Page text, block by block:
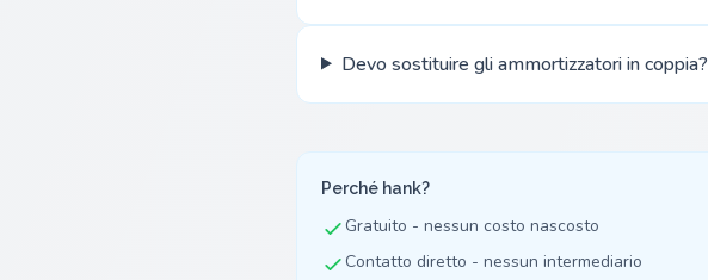
Devo sostituire gli ammortizzatori in coppia?
Perché hank?
Gratuito - nessun costo nascosto
Contatto diretto - nessun intermediario